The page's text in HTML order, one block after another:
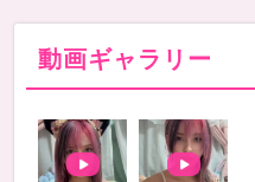
動画ギャラリー